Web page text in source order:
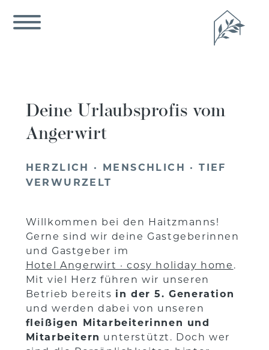
Deine Urlaubsprofis vom
Angerwirt
HERZLICH · MENSCHLICH · TIEF
VERWURZELT
Willkommen bei den Haitzmanns!
Gerne sind wir deine Gastgeberinnen
und Gastgeber im
Hotel Angerwirt · cosy holiday home.
Mit viel Herz führen wir unseren
Betrieb bereits in der 5. Generation
und werden dabei von unseren
fleißigen Mitarbeiterinnen und
Mitarbeitern unterstützt. Doch wer